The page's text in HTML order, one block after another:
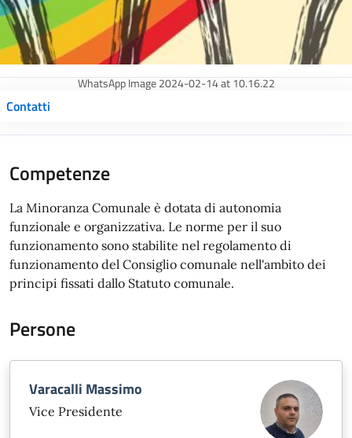
WhatsApp Image 2024-02-14 at 10.16.22
Contatti
Competenze
La Minoranza Comunale è dotata di autonomia
funzionale e organizzativa. Le norme per il suo
funzionamento sono stabilite nel regolamento di
funzionamento del Consiglio comunale nell'ambito dei
principi fissati dallo Statuto comunale.
Persone
Varacalli Massimo
Vice Presidente